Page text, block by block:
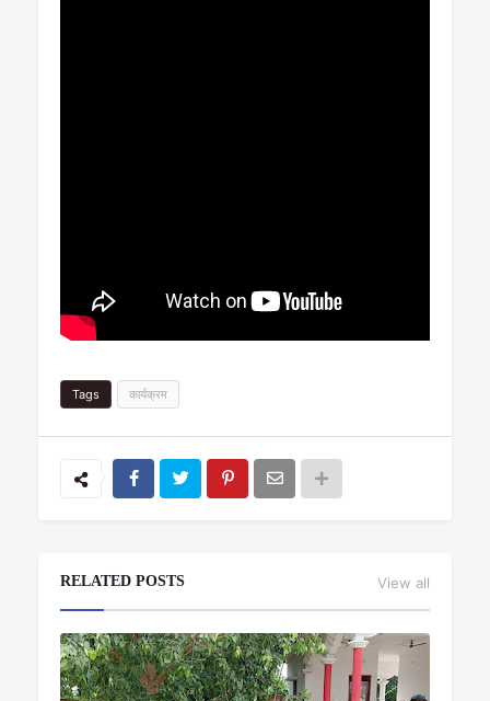
Tags कार्यक्रम
RELATED POSTS View all